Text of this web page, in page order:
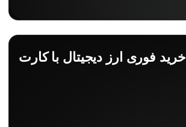
خرید فوری ارز دیجیتال با کارت